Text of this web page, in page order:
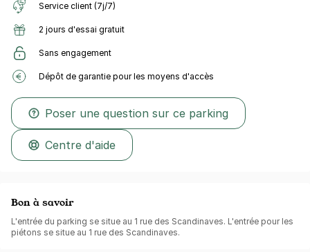
Service client (7j/7)
2 jours d'essai gratuit
Sans engagement
Dépôt de garantie pour les moyens d'accès
Poser une question sur ce parking
Centre d'aide
Bon à savoir
L'entrée du parking se situe au 1 rue des Scandinaves. L'entrée pour les
piétons se situe au 1 rue des Scandinaves.